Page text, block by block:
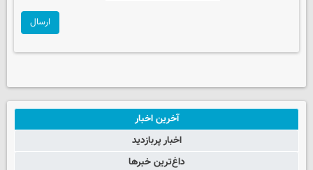
ارسال
آخرین اخبار
اخبار پربازدید
داغ‌ترین خبرها